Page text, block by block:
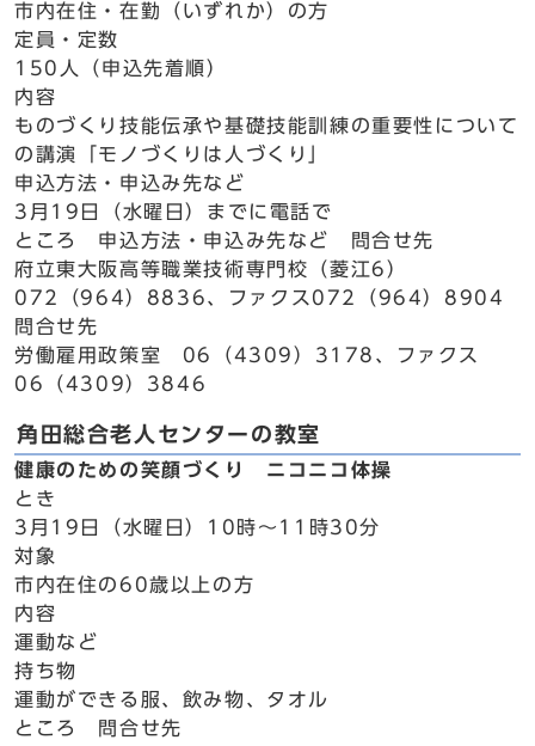
市内在住・在勤（いずれか）の方
定員・定数
150人（申込先着順）
内容
ものづくり技能伝承や基礎技能訓練の重要性について
の講演「モノづくりは人づくり」
申込方法・申込み先など
3月19日（水曜日）までに電話で
ところ 申込方法・申込み先など 問合せ先
府立東大阪高等職業技術専門校（菱江6）
072（964）8836、ファクス072（964）8904
問合せ先
労働雇用政策室 06（4309）3178、ファクス
06（4309）3846
角田総合老人センターの教室
健康のための笑顔づくり ニコニコ体操
とき
3月19日（水曜日）10時～11時30分
対象
市内在住の60歳以上の方
内容
運動など
持ち物
運動ができる服、飲み物、タオル
ところ 問合せ先